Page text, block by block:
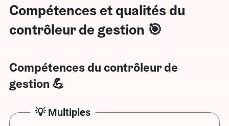
Compétences et qualités du
contrôleur de gestion 🎯
Compétencesducontrôleur de
gestion 💪
💡 Multiples